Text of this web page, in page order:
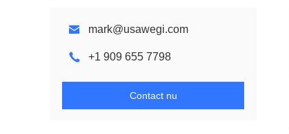
mark@usawegi.com
+1 909 655 7798
Contact nu